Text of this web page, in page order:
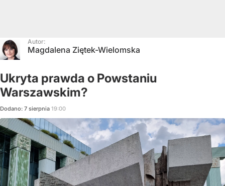
Autor:
Magdalena Ziętek-Wielomska
Ukryta prawda o Powstaniu
Warszawskim?
Dodano: 7 sierpnia 19:00